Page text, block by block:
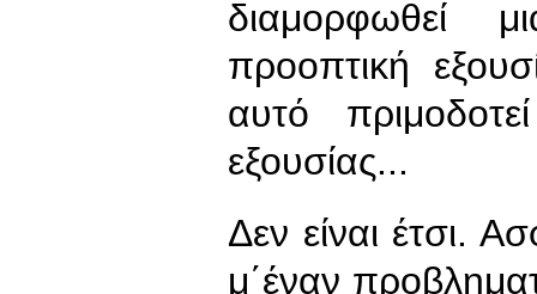
διαμορφωθεί
προοπτική
αυτό
εξουσίας...
Δεν είναι έτσι.
μ΄έναν